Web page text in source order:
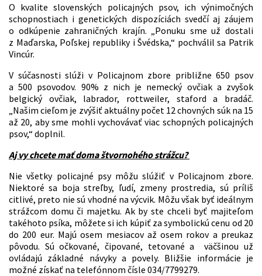
O kvalite slovenských policajných psov, ich výnimočných
schopnostiach i genetických dispozíciách svedčí aj záujem
o odkúpenie zahraničných krajín. „Ponuku sme už dostali
z Maďarska, Poľskej republiky i Švédska,“ pochválil sa Patrik
Vincúr.
V súčasnosti slúži v Policajnom zbore približne 650 psov
a 500 psovodov. 90% z nich je nemecký ovčiak a zvyšok
belgický ovčiak, labrador, rottweiler, staford a bradáč.
„Našim cieľom je zvýšiť aktuálny počet 12 chovných súk na 15
až 20, aby sme mohli vychovávať viac schopných policajných
psov,“ doplnil.
Aj vy chcete mať doma štvornohého strážcu?
Nie všetky policajné psy môžu slúžiť v Policajnom zbore.
Niektoré sa boja streľby, ľudí, zmeny prostredia, sú príliš
citlivé, preto nie sú vhodné na výcvik. Môžu však byť ideálnym
strážcom domu či majetku. Ak by ste chceli byť majiteľom
takéhoto psíka, môžete si ich kúpiť za symbolickú cenu od 20
do 200 eur. Majú osem mesiacov až osem rokov a preukaz
pôvodu. Sú očkované, čipované, tetované a väčšinou už
ovládajú základné návyky a povely. Bližšie informácie je
možné získať na telefónnom čísle 034/7799279.